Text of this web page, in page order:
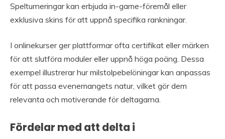
Spelturneringar kan erbjuda in-game-föremål eller
exklusiva skins för att uppnå specifika rankningar.
I onlinekurser ger plattformar ofta certifikat eller märken
för att slutföra moduler eller uppnå höga poäng. Dessa
exempel illustrerar hur milstolpebelöningar kan anpassas
för att passa evenemangets natur, vilket gör dem
relevanta och motiverande för deltagarna.
Fördelar med att delta i